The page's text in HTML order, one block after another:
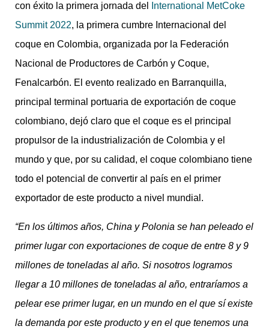
con éxito la primera jornada del
International MetCoke
Summit 2022, la primera cumbre Internacional del
coque en Colombia, organizada por la Federación
Nacional de Productores de Carbón y Coque,
Fenalcarbón. El evento realizado en Barranquilla,
principal terminal portuaria de exportación de coque
colombiano, dejó claro que el coque es el principal
propulsor de la industrialización de Colombia y el
mundo y que, por su calidad, el coque colombiano tiene
todo el potencial de convertir al país en el primer
exportador de este producto a nivel mundial.
“En los últimos años, China y Polonia se han peleado el
primer lugar con exportaciones de coque de entre 8 y 9
millones de toneladas al año. Si nosotros logramos
llegar a 10 millones de toneladas al año, entraríamos a
pelear ese primer lugar, en un mundo en el que sí existe
la demanda por este producto y en el que tenemos una